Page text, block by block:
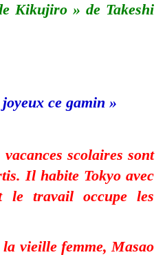
Kikujiro » de Takeshi
ce gamin »
scolaires sont
Il habite Tokyo avec
le travail occupe les
vieille femme, Masao